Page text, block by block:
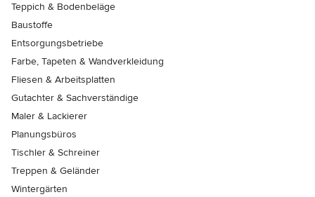
Teppich & Bodenbeläge
Baustoffe
Entsorgungsbetriebe
Farbe, Tapeten & Wandverkleidung
Fliesen & Arbeitsplatten
Gutachter & Sachverständige
Maler & Lackierer
Planungsbüros
Tischler & Schreiner
Treppen & Geländer
Wintergärten